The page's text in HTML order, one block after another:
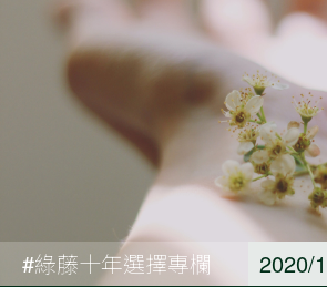
#綠藤十年選擇專欄 2020/